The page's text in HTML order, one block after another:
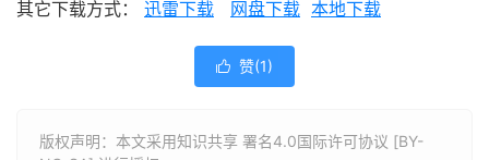
其它下载方式： 迅雷下载 网盘下载 本地下载
 赞(1)
版权声明：本文采用知识共享 署名4.0国际许可协议 [BY-